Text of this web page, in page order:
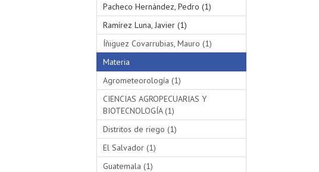
Pacheco Hernández, Pedro (1)
Ramírez Luna, Javier (1)
Íñiguez Covarrubias, Mauro (1)
Materia
Agrometeorología (1)
CIENCIAS AGROPECUARIAS Y
BIOTECNOLOGÍA (1)
Distritos de riego (1)
El Salvador (1)
Guatemala (1)